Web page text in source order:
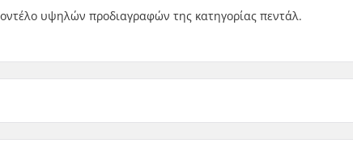
υψηλών προδιαγραφών της κατηγορίας πεντάλ.
Βάρος: